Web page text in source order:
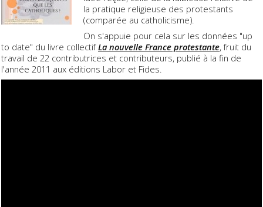
la pratique religieuse des protestants
(comparée au catholicisme).
On s'appuie pour cela sur les données "up
to date" du livre collectifLa nouvelle France protestante, fruit du
travail de 22 contributrices et contributeurs, publié à la fin de
l'année 2011 aux éditions Labor et Fides.